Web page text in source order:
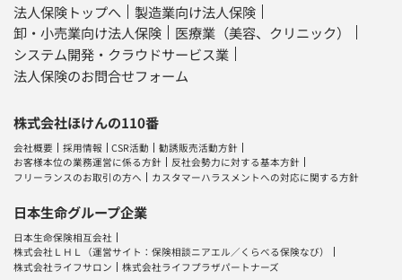
法人保険トップへ
製造業向け法人保険
卸・小売業向け法人保険
医療業（美容、クリニック）
システム開発・クラウドサービス業
法人保険のお問合せフォーム
株式会社ほけんの110番
会社概要 採用情報 CSR活動
勧誘販売活動方針
お客様本位の業務運営に係る方針
反社会勢力に対する基本方針
フリーランスのお取引の方へ
カスタマーハラスメントへの対応に関する方針
日本生命グループ企業
日本生命保険相互会社
株式会社ＬＨＬ （運営サイト：保険相談ニアエル／ くらべる保険なび）
株式会社ライフサロン
株式会社ライフプラザパートナーズ